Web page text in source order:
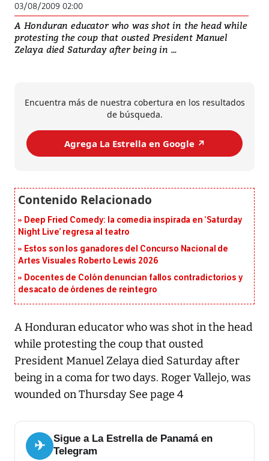
03/08/2009 02:00
A Honduran educator who was shot in the head while
protesting the coup that ousted President Manuel
Zelaya died Saturday after being in ...
Encuentra más de nuestra cobertura en los resultados
de búsqueda.
Agrega La Estrella en Google ↗️
Deep Fried Comedy: la comedia inspirada en ‘Saturday
Night Live’ regresa al teatro
Estos son los ganadores del Concurso Nacional de
Artes Visuales Roberto Lewis 2026
Docentes de Colón denuncian fallos contradictorios y
desacato de órdenes de reintegro
A Honduran educator who was shot in the head
while protesting the coup that ousted
President Manuel Zelaya died Saturday after
being in a coma for two days. Roger Vallejo, was
wounded on Thursday See page 4
✈
Sigue a La Estrella de Panamá en
Telegram